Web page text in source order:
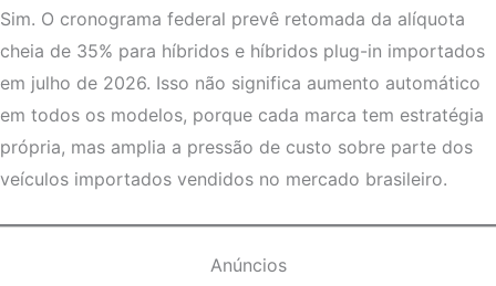
Sim. O cronograma federal prevê retomada da alíquota
cheia de 35% para híbridos e híbridos plug-in importados
em julho de 2026. Isso não significa aumento automático
em todos os modelos, porque cada marca tem estratégia
própria, mas amplia a pressão de custo sobre parte dos
veículos importados vendidos no mercado brasileiro.
Anúncios